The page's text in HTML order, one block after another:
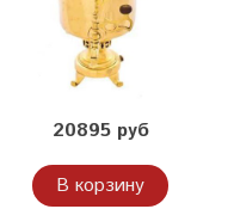
20895 руб
В корзину